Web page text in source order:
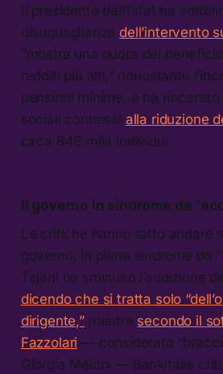
Il presidente dell’Istat ha
disuguaglianza dell’intervento
“mostra una quota del
redditi più alti,” nonostante
pensioni minime, e ha
sociali connessi alla riduzione
circa 846 mila individui.
Il governo in sindrome da
Le critiche hanno fatto andare
governo, in piena sindrome da
Tajani ha sminuito l’audizione
dicendo che si tratta solo
dirigente,”mentre secondo il
Fazzolari — considerato
Giorgia Meloni — Bankitalia